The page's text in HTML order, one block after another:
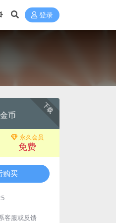
登录
下载
金币
永久会员
免费
购买
客服或反馈